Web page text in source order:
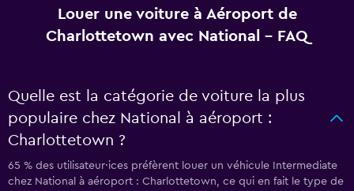
Louer une voiture à Aéroport de
Charlottetown avec National - FAQ
Quelle est la catégorie de voiture la plus
populaire chez National à aéroport :
Charlottetown ?
65 % des utilisateur·ices préfèrent louer un véhicule Intermediate
chez National à aéroport : Charlottetown, ce qui en fait le type de